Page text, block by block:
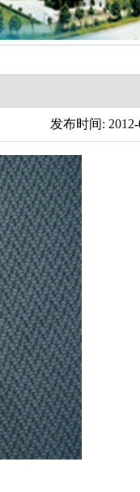
发布时间: